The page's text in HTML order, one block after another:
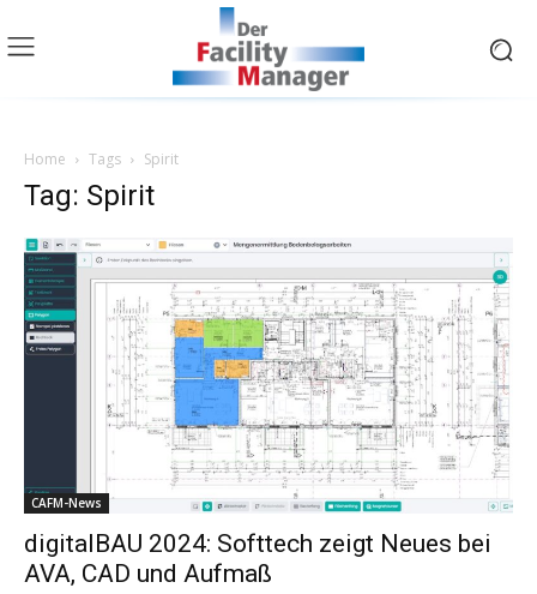
Home Tags Spirit
Tag: Spirit
CAFM-News
digitalBAU 2024: Softtech zeigt Neues bei
AVA, CAD und Aufmaß